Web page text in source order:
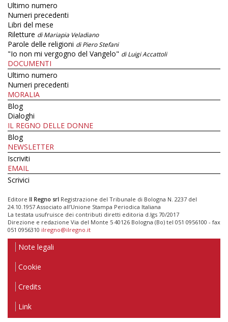
Ultimo numero
Numeri precedenti
Libri del mese
Riletture di Mariapia Veladiano
Parole delle religioni di Piero Stefani
"Io non mi vergogno del Vangelo" di Luigi Accattoli
DOCUMENTI
Ultimo numero
Numeri precedenti
MORALIA
Blog
Dialoghi
IL REGNO DELLE DONNE
Blog
NEWSLETTER
Iscriviti
EMAIL
Scrivici
Editore Il Regno srl Registrazione del Tribunale di Bologna N. 2237 del
24.10.1957 Associato all’Unione Stampa Periodica Italiana
La testata usufruisce dei contributi diretti editoria d.lgs 70/2017
Direzione e redazione Via del Monte 5 40126 Bologna (Bo) tel 051 0956100 - fax
051 0956310 ilregno@ilregno.it
Note legali
Cookie
Credits
Link